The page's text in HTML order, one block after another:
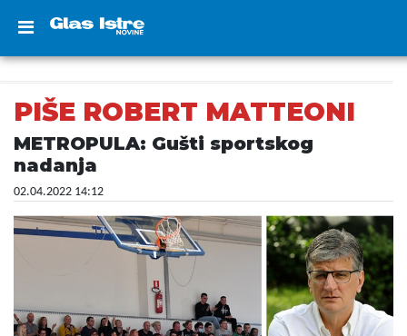
PIŠE ROBERT MATTEONI
METROPULA: Gušti sportskog
nadanja
02.04.2022 14:12